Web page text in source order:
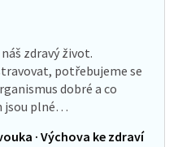
zdravý život.
potřebujeme se
dobré a co
jsou plné…
· Výchova ke zdraví